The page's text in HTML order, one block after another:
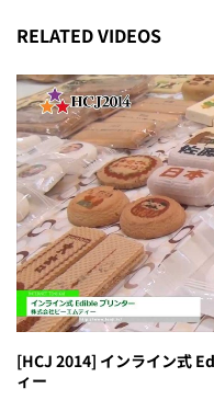
RELATED VIDEOS
[HCJ 2014] インライン式
ィー